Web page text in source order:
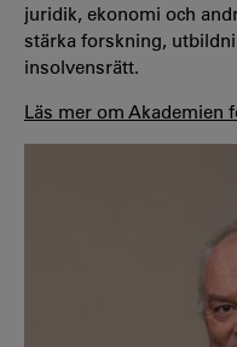
juridik, ekonomi och
stärka forskning,
insolvensrätt.
Läs mer om Akademien